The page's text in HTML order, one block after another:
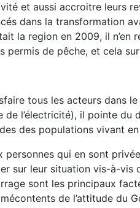
et aussi accroitre leurs
dans la transformation
la region en 2009, il n’en
de pêche, et cela
tous les acteurs dans
l’électricité), il pointe
des populations vivant
qui en sont
sur leur situation vis-à-
sont les principaux
de l’attitude du